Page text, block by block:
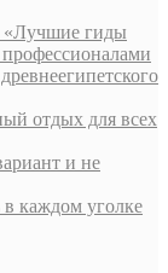
«Лучшие гиды
отдых для всех
и не
в каждом уголке